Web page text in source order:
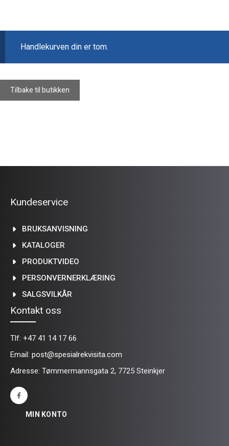
Handlekurven din er tom.
Tilbake til butikken
Kundeservice
BRUKSANVISNING
KATALOGER
PRODUKTVIDEO
PERSONVERNERKLÆRING
SALGSVILKÅR
Kontakt oss
Tlf: +47 41 14 17 66
Email: post@spesialrekvisita.com
Adresse: Tømmermannsgata 2, 7725 Steinkjer
MIN KONTO